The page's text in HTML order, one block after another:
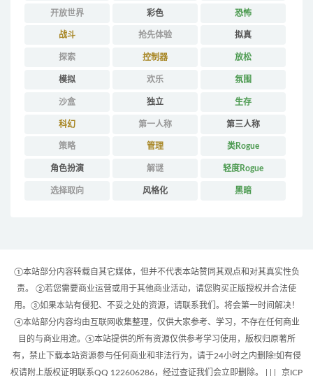
开放世界 彩色 恐怖
战斗 抢先体验 拟真
探索 控制器 放松
模拟 欢乐 氛围
沙盒 独立 生存
科幻 第一人称 第三人称
策略 管理 类Rogue
角色扮演 解谜 轻度Rogue
选择取向 风格化 黑暗
①本站部分内容转载自其它媒体，但并不代表本站赞同其观点和对其真实性负
责。 ②若您需要商业运营或用于其他商业活动，请您购买正版授权并合法使
用。③如果本站有侵犯、不妥之处的资源，请联系我们。将会第一时间解决！
④本站部分内容均由互联网收集整理，仅供大家参考、学习，不存在任何商业
目的与商业用途。⑤本站提供的所有资源仅供参考学习使用，版权归原著所
有，禁止下载本站资源参与任何商业和非法行为，请于24小时之内删除!如有侵
权请附上版权证明联系QQ 122606286，经过查证我们会立即删除。 | |
京ICP